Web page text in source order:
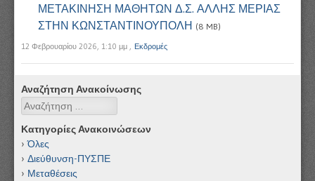
ΜΕΤΑΚΙΝΗΣΗ ΜΑΘΗΤΩΝ Δ.Σ. ΑΛΛΗΣ ΜΕΡΙΑΣ
ΣΤΗΝ ΚΩΝΣΤΑΝΤΙΝΟΥΠΟΛΗ (8 MB)
12 Φεβρουαρίου 2026, 1:10 μμ , Εκδρομές
Αναζήτηση Ανακοίνωσης
Αναζήτηση
Κατηγορίες Ανακοινώσεων
Όλες
Διεύθυνση-ΠΥΣΠΕ
Μεταθέσεις